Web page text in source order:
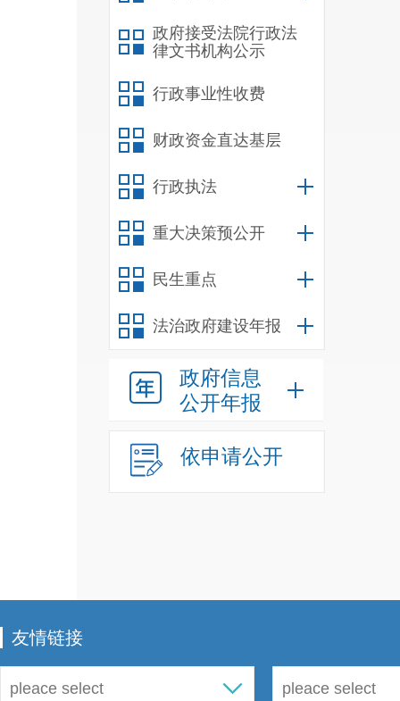
政府接受法院行政法
律文书机构公示
行政事业性收费
财政资金直达基层
行政执法
重大决策预公开
民生重点
法治政府建设年报
政府信息
公开年报
依申请公开
友情链接